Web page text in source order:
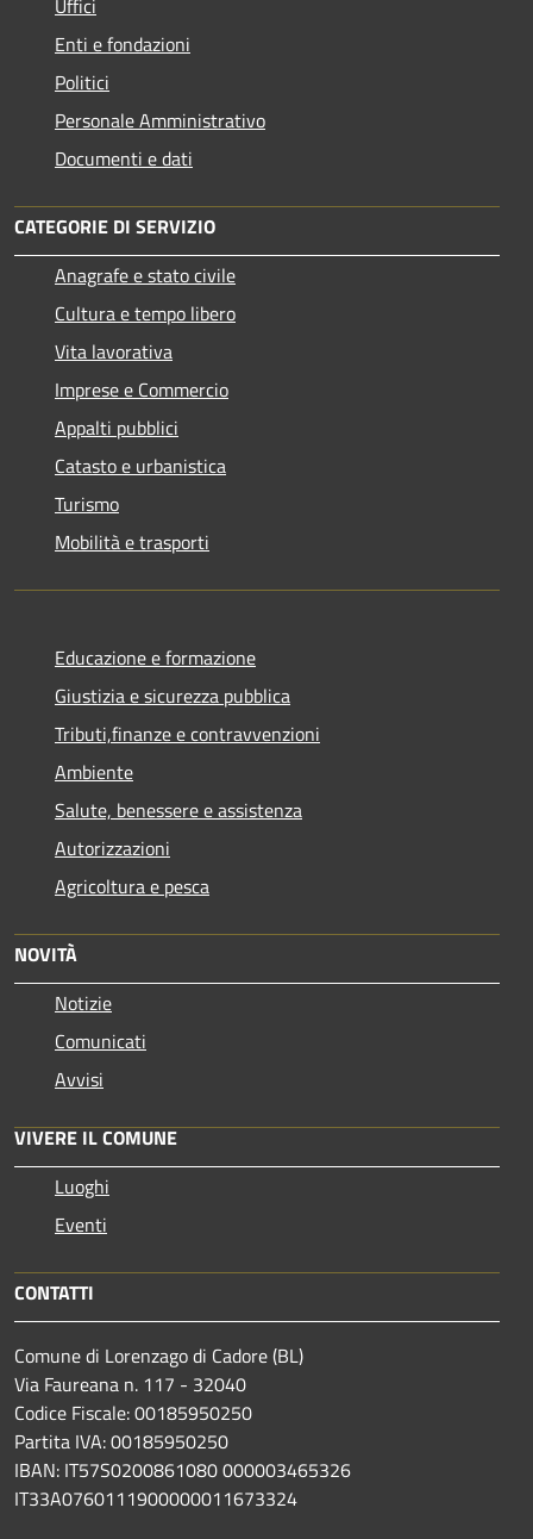
Enti e fondazioni
Politici
Personale Amministrativo
Documenti e dati
CATEGORIE DI SERVIZIO
Anagrafe e stato civile
Cultura e tempo libero
Vita lavorativa
Imprese e Commercio
Appalti pubblici
Catasto e urbanistica
Turismo
Mobilità e trasporti
Educazione e formazione
Giustizia e sicurezza pubblica
Tributi,finanze e contravvenzioni
Ambiente
Salute, benessere e assistenza
Autorizzazioni
Agricoltura e pesca
NOVITÀ
Notizie
Comunicati
Avvisi
VIVERE IL COMUNE
Luoghi
Eventi
CONTATTI
Comune di Lorenzago di Cadore (BL)
Via Faureana n. 117 - 32040
Codice Fiscale: 00185950250
Partita IVA: 00185950250
IBAN: IT57S0200861080 000003465326
IT33A0760111900000011673324